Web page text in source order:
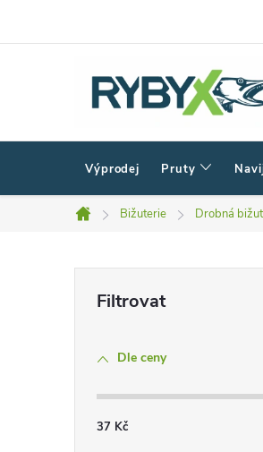
Výprodej Pruty
Domů
Bižuterie Drobná
Dle ceny
37 Kč